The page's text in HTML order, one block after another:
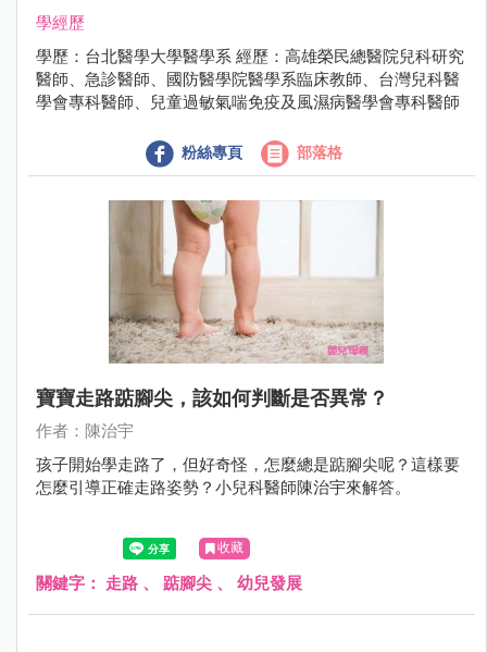
學經歷
學歷：台北醫學大學醫學系 經歷：高雄榮民總醫院兒科研究
醫師、急診醫師、國防醫學院醫學系臨床教師、台灣兒科醫
學會專科醫師、兒童過敏氣喘免疫及風濕病醫學會專科醫師
粉絲專頁 部落格
寶寶走路踮腳尖，該如何判斷是否異常？
作者：陳治宇
孩子開始學走路了，但好奇怪，怎麼總是踮腳尖呢？這樣要
怎麼引導正確走路姿勢？小兒科醫師陳治宇來解答。
收藏
關鍵字： 走路 、 踮腳尖 、 幼兒發展